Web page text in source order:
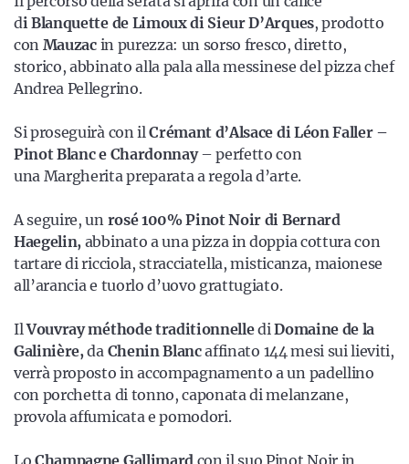
di Blanquette de Limoux di Sieur D’Arques, prodotto
con Mauzacin purezza: un sorso fresco, diretto,
storico, abbinato alla pala alla messinese del pizza chef
Andrea Pellegrino.
Si proseguirà con ilCrémant d’Alsace di Léon Faller –
Pinot Blanc e Chardonnay– perfetto con
una Margherita preparata a regola d’arte.
A seguire,un rosé 100% Pinot Noir di Bernard
Haegelin, abbinato a una pizza in doppia cottura con
tartare di ricciola, stracciatella, misticanza, maionese
all’arancia e tuorlo d’uovo grattugiato.
IlVouvray méthode traditionnelledi Domaine de la
Galinière, da Chenin Blancaffinato 144 mesi sui lieviti,
verrà proposto in accompagnamento a un padellino
con porchetta di tonno, caponata di melanzane,
provola affumicata e pomodori.
LoChampagne Gallimard con il suo Pinot Noir in